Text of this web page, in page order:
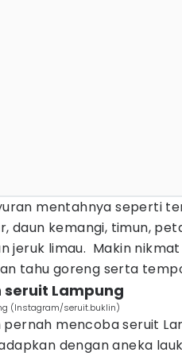
mentahnya seperti
daun kemangi, timun,
jeruk limau. Makin
tahu goreng serta
seruit Lampung
(Instagram/seruit.buklin)
pernah mencoba seruit
dengan aneka